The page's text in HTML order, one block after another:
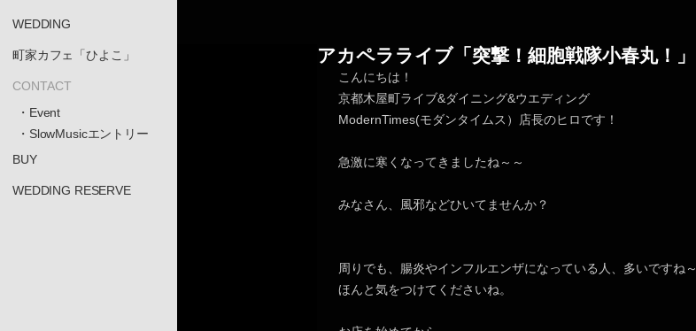
WEDDING
町家カフェ「ひよこ」
CONTACT
・Event
・SlowMusicエントリー
BUY
WEDDING RESERVE
アカペラライブ「突撃！細胞戦隊小春丸！」
こんにちは！
京都木屋町ライブ&ダイニング&ウエディング
ModernTimes(モダンタイムス）店長のヒロです！
急激に寒くなってきましたね～～
みなさん、風邪などひいてませんか？
周りでも、腸炎やインフルエンザになっている人、多いですね～
ほんと気をつけてくださいね。